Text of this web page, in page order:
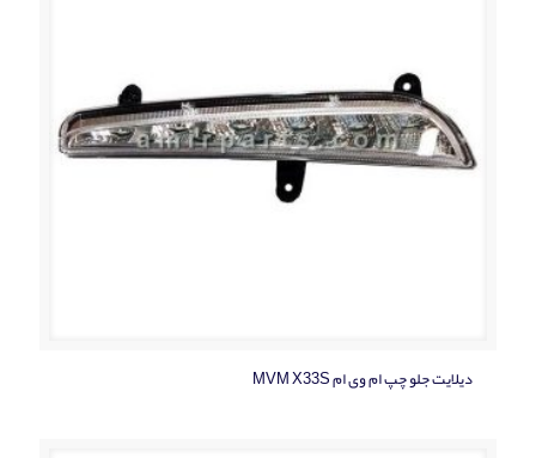
دیلایت جلو چپ ام وی ام MVM X33S